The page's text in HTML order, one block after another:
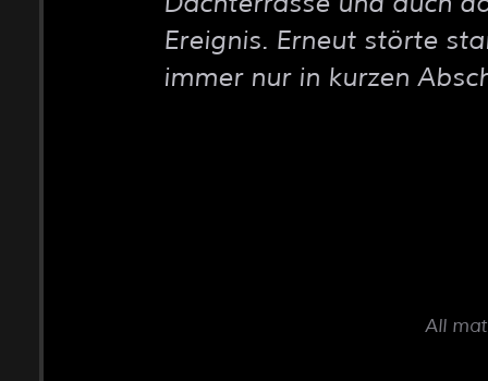
Ereignis. Erneut störte
immer nur in kurzen
All